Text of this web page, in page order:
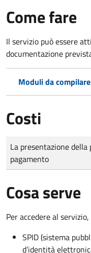
Come fare
Il servizio può essere
documentazione
Moduli da
Costi
Tipo di pagamento
Importo
La presentazione
pagamento
Cosa serve
Per accedere al
SPID (sistema
d’identità